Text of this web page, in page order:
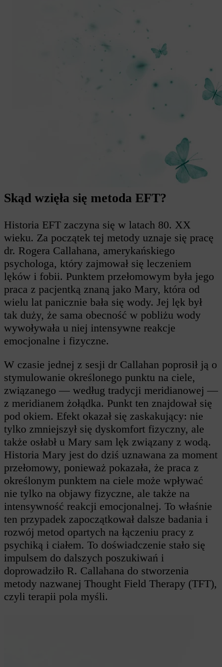
Skąd wzięła się metoda EFT?
Historia EFT zaczyna się w latach 80. XX
wieku. Za początek tej metody uznaje się pracę
dr. Rogera Callahana, amerykańskiego
psychologa, który zajmował się leczeniem
lęków i fobii. Punktem przełomowym była jego
praca z pacjentką znaną jako Mary, która od
wielu lat panicznie bała się wody. Jej lęk był
tak duży, że sama obecność w pobliżu wody
wywoływała u niej intensywne reakcje
emocjonalne i fizyczne.
W czasie jednej z sesji dr Callahan poprosił ją o
stymulowanie określonego punktu na ciele,
związanego — według tradycji meridianowej —
z meridianem żołądka. Punkt ten znajdował się
pod okiem. Efekt okazał się zaskakujący: nie
tylko zmniejszył się dyskomfort fizyczny, ale
także osłabł u Mary sam lęk związany z wodą.
Historia Mary jest do dziś uznawana za moment
przełomowy, ponieważ pokazała, że praca z
określonym punktem na ciele może wpływać
nie tylko na objawy fizyczne, ale także na
intensywność reakcji emocjonalnej. To właśnie
ten przypadek zapoczątkował dalsze badania i
rozwój metod opartych na łączeniu pracy z
psychiką i ciałem. To doświadczenie stało się
impulsem do dalszych poszukiwań i
doprowadziło R. Callahana do stworzenia
metody nazwanej Thought Field Therapy (TFT),
czyli terapii pola myśli.